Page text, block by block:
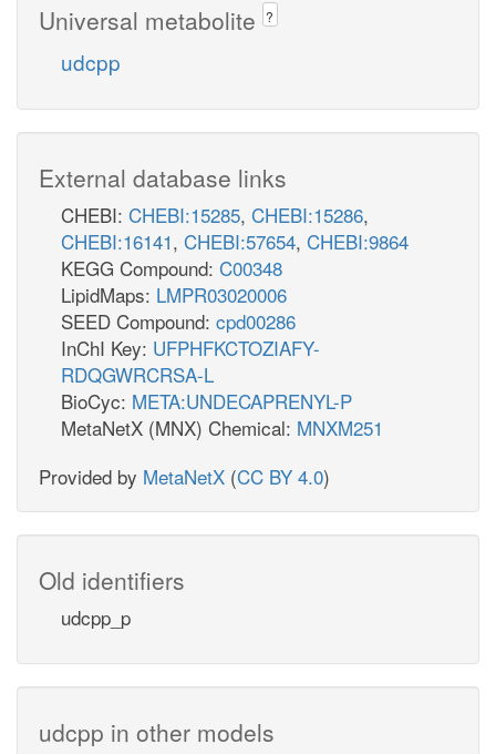
Universal metabolite ?
udcpp
External database links
CHEBI: CHEBI:15285, CHEBI:15286,
CHEBI:16141, CHEBI:57654, CHEBI:9864
KEGG Compound: C00348
LipidMaps: LMPR03020006
SEED Compound: cpd00286
InChI Key: UFPHFKCTOZIAFY-
RDQGWRCRSA-L
BioCyc: META:UNDECAPRENYL-P
MetaNetX (MNX) Chemical: MNXM251
Provided by MetaNetX (CC BY 4.0)
Old identifiers
udcpp_p
udcpp in other models